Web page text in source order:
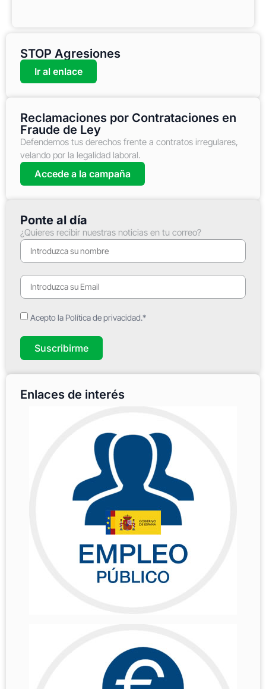
STOP Agresiones
Ir al enlace
Reclamaciones por Contrataciones en
Fraude de Ley
Defendemos tus derechos frente a contratos irregulares,
velando por la legalidad laboral.
Accede a la campaña
Ponte al día
¿Quieres recibir nuestras noticias en tu correo?
Acepto la Política de privacidad.*
Suscribirme
Enlaces de interés